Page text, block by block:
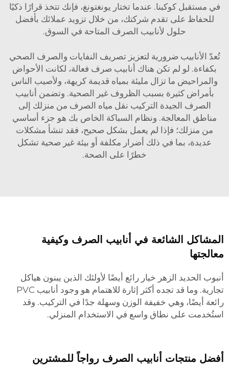
في مستقبل كوكبنا. عندما تختار يونغتونغ، فإنك تتخذ قرارًا ذكيًا
للحفاظ على تقدم شركتك، من خلال تزويد عملائك بأفضل
حلول لأنابيب الصرف المتاحة في السوق.
تُعدّ الأنابيب ضرورية لتعزيز تصريف النفايات والصرف الصحي
بكفاءة. لو لم تكن هناك أنابيب صرف فعالة، لكانت الأحواض
والمراحيض ما تزال مليئة بمياه قديمة كريهة، ولأصيب الناس
بأمراض كثيرة بسبب الظروف غير الصحية. وتضمن أنابيب
الصرف الجيدة التركيب نقل مياه الصرف من منزلك إلى
مناطق المعالجة. ونظام السباكة الخاص بك هو جزء أساسي
من منزلك؛ فإذا لم يعمل بشكل صحيح، فقد تنشأ مشكلات
عديدة، بما في ذلك أضرار مكلفة أو بيئة غير صحية تشكل
خطرًا على الصحة.
المشاكل الشائعة في أنابيب الصرف وكيفية
معالجتها
أنبوب الحديد الزهر خيار رائع أيضًا لأولئك الذين يبنون هياكل
تجارية. وما قد تجده أكثر إثارة للاهتمام هو وجود أنابيب PVC
رائعة أيضًا، وهي خفيفة الوزن وسهلة جدًا في التركيب. وقد
استُخدمت على نطاق واسع في الاستخدام المنزلي.
أفضل منتجات أنابيب الصرف رواجاً للمشترين